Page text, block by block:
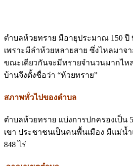
ตำบลห้วยทราย มีอายุประมาณ 150 ปี
เพราะมีลำห้วยหลายสาย ซึ่งไหลมาจ
ขณะเดียวกันจะมีทรายจำนวนมากไห
บ้านจึงตั้งชื่อว่า “ห้วยทราย”
สภาพทั่วไปของตำบล
ตำบลห้วยทราย แบ่งการปกครองเป็น
เขา ประชาชนเป็นคนพื้นเมือง มีแม่น้
848 ไร่